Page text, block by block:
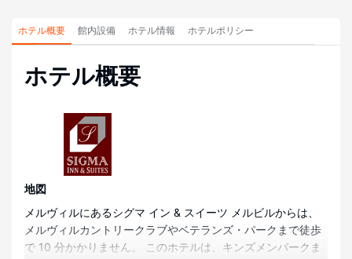
ホテル概要 館内設備 ホテル情報 ホテルポリシー
ホテル概要
地図
メルヴィルにあるシグマ イン & スイーツ メルビルからは、
メルヴィルカントリークラブやベテランズ・パークまで徒歩
で 10 分かかりません。 このホテルは、キンズメンパークま